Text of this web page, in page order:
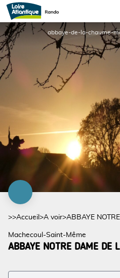
ABBAYE NOTRE DAME DE LA
>>Accueil >A voir>ABBAYE
Machecoul-Saint-Même
ABBAYE NOTRE DAME DE